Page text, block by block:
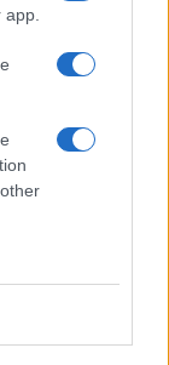
comfort